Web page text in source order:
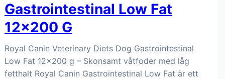
Gastrointestinal Low Fat
12x200 G
Royal Canin Veterinary Diets Dog Gastrointestinal
Low Fat 12x200 g – Skonsamt våtfoder med låg
fetthalt Royal Canin Gastrointestinal Low Fat är ett